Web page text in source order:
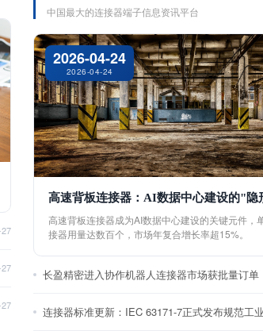
中国最大的连接器端子信息资讯平台
2026-04-24
2026-04-24
高速背板连接器：AI数据中心建设的"隐
高速背板连接器成为AI数据中心建设的关键元件，
接器用量达数百个，市场年复合增长率超15%。
长盈精密进入协作机器人连接器市场获批量订单